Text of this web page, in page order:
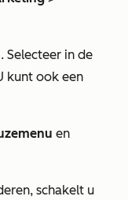
. Selecteer in de
kunt ook een
en
schakelt u